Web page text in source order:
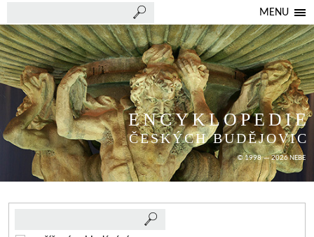
MENU
ENCYKLOPEDIE
ČESKÝCH BUDĚJOVIC
© 1998 — 2026 NEBE